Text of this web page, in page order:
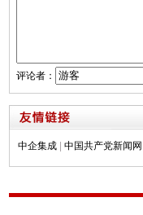
评论者：
中企集成 | 中国共产党新闻网